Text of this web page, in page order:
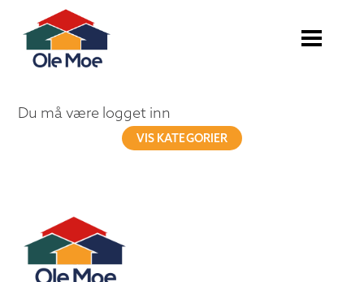
Du må være logget inn
VIS KATEGORIER